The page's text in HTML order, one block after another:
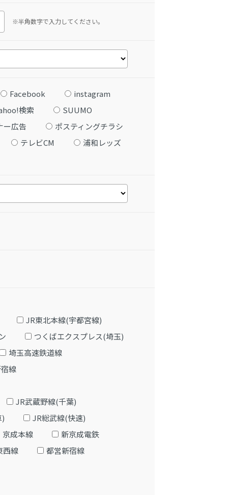
※半角数字で入力してください。
Facebook
instagram
検索
SUUMO
ー広告
ポスティングチラシ
テレビCM
浦和レッズ
JR東北本線(宇都宮線)
つくばエクスプレス(埼玉)
埼玉高速鉄道線
線
JR武蔵野線(千葉)
JR総武線(快速)
京成本線
新京成電鉄
西線
都営新宿線